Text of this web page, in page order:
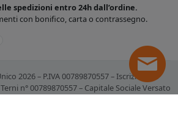
spedizioni entro 24h dall’ordine.
con bonifico, carta o contrassegno.
2026 – P.IVA 00789870557 – Iscrizione al
n° 00789870557 – Capitale Sociale Versato